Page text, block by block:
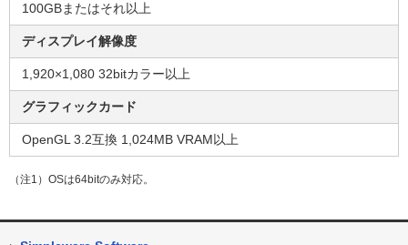
100GBまたはそれ以上
ディスプレイ解像度
1,920×1,080 32bitカラー以上
グラフィックカード
OpenGL 3.2互換 1,024MB VRAM以上
（注1）OSは64bitのみ対応。